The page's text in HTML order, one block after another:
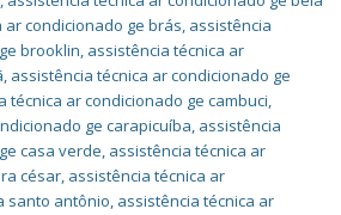
ar condicionado ge brás, assistência
brooklin, assistência técnica ar
, assistência técnica ar condicionado ge
técnica ar condicionado ge cambuci,
ge carapicuíba, assistência
casa verde, assistência técnica ar
césar, assistência técnica ar
santo antônio, assistência técnica ar